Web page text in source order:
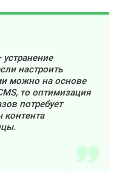
настроить
можно на основе
то оптимизация
потребует
контента